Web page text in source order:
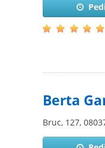
Berta
Bruc, 127,